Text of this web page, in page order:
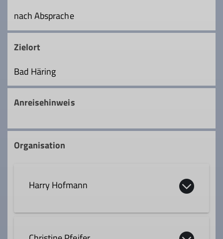
nach Absprache
Zielort
Bad Häring
Anreisehinweis
Organisation
Harry Hofmann